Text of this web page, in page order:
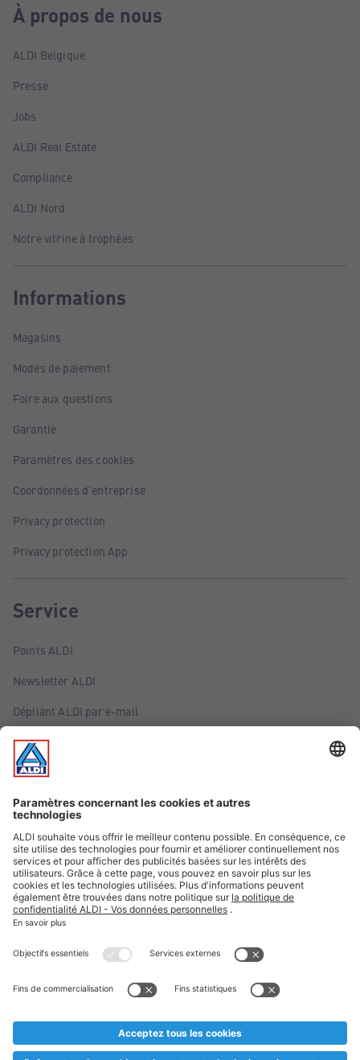
À propos de nous
ALDI Belgique
Presse
Jobs
ALDI Real Estate
Compliance
ALDI Nord
Notre vitrine à trophées
Informations
Magasins
Modes de paiement
Foire aux questions
Garantie
Paramètres des cookies
Coordonnées d'entreprise
Privacy protection
Privacy protection App
Service
Points ALDI
Newsletter ALDI
Dépliant ALDI par e-mail
Offres
Infos essentielles
Suivez ALDI Belgique
Textes marqués d'un astérisque et mentions légales
* Nous vendons ces articles temporairement et jusqu'à
au cas où, malgré le planning bien étudié, nous serions
prématurément en rupture de stock. Prix Recupel et TVA incl.
** Sur ce site, l’utilisation de la forme masculine a été adoptée